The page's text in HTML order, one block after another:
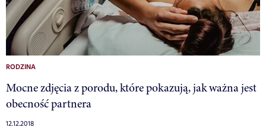
RODZINA
Mocne zdjęcia z porodu, które pokazują, jak ważna jest
obecność partnera
12.12.2018